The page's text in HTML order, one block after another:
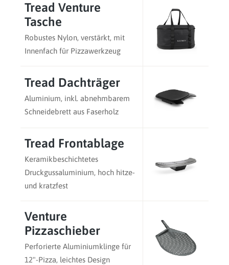
Tread Venture
Tasche
Robustes Nylon, verstärkt, mit
Innenfach für Pizzawerkzeug
Tread Dachträger
Aluminium, inkl. abnehmbarem
Schneidebrett aus Faserholz
Tread Frontablage
Keramikbeschichtetes
Druckgussaluminium, hoch hitze-
und kratzfest
Venture
Pizzaschieber
Perforierte Aluminiumklinge für
12"-Pizza, leichtes Design